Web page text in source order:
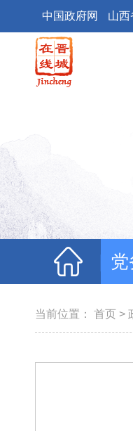
中国政府网 山西
当前位置： 首页 >